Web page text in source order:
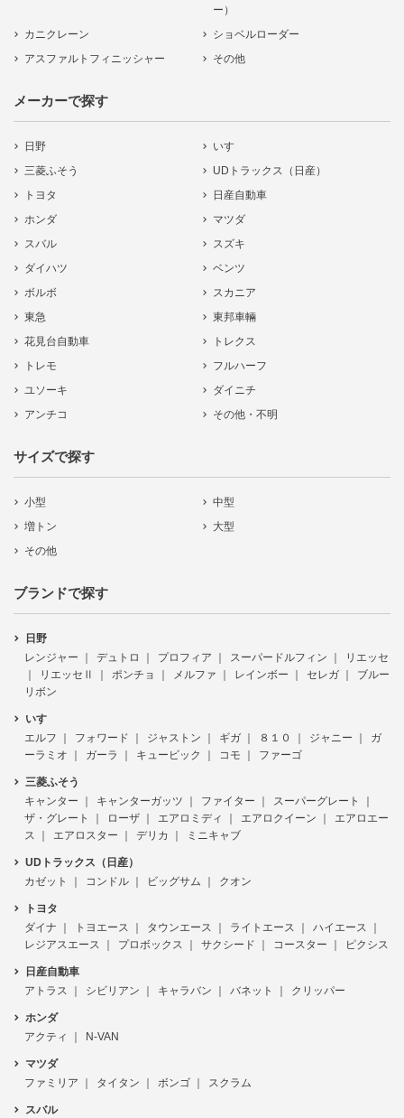
ー）
カニクレーン
ショベルローダー
アスファルトフィニッシャー
その他
メーカーで探す
日野
いすゞ
三菱ふそう
UDトラックス（日産）
トヨタ
日産自動車
ホンダ
マツダ
スバル
スズキ
ダイハツ
ベンツ
ボルボ
スカニア
東急
東邦車輛
花見台自動車
トレクス
トレモ
フルハーフ
ユソーキ
ダイニチ
アンチコ
その他・不明
サイズで探す
小型
中型
増トン
大型
その他
ブランドで探す
日野
レンジャー
デュトロ プロフィア スーパードルフィン
リエッセ
リエッセⅡ
ポンチョ メルファ レインボー セレガ
ブルー
リボン
いすゞ
エルフ
フォワード ジャストン ギガ ８１０ ジャニー
ガ
ーラミオ
ガーラ キュービック コモ ファーゴ
三菱ふそう
キャンター
キャンターガッツ ファイター
スーパーグレート
ザ・グレート
ローザ エアロミディ エアロクイーン
エアロエー
ス
エアロスター デリカ ミニキャブ
UDトラックス（日産）
カゼット
コンドル ビッグサム クオン
トヨタ
ダイナ
トヨエース タウンエース ライトエース
ハイエース
レジアスエース
プロボックス サクシード コースター ピクシス
日産自動車
アトラス
シビリアン キャラバン バネット クリッパー
ホンダ
アクティ
N-VAN
マツダ
ファミリア
タイタン ボンゴ スクラム
スバル